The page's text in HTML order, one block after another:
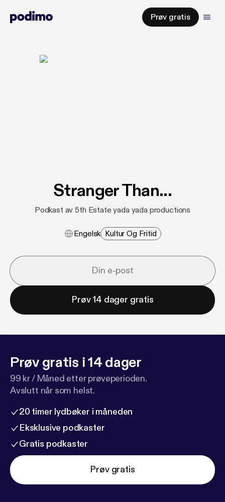
Prøv gratis
Stranger Than...
Podkast av 5th Estate yada yada productions
Engelsk Kultur Og Fritid
Prøv 14 dager gratis
Prøv gratis i 14 dager
99 kr / Måned etter prøveperioden.
Avslutt når som helst.
20 timer lydbøker i måneden
Eksklusive podkaster
Gratis podkaster
Prøv gratis